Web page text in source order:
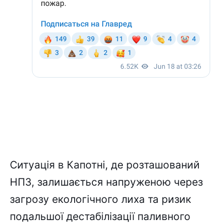
Ситуація в Капотні, де розташований
НПЗ, залишається напруженою через
загрозу екологічного лиха та ризик
подальшої дестабілізації паливного